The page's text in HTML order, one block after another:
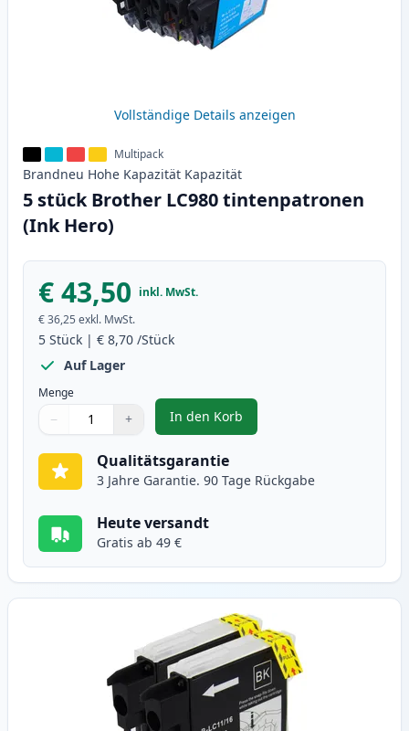
Vollständige Details anzeigen
Multipack
Brandneu Hohe Kapazität Kapazität
5 stück Brother LC980 tintenpatronen
(Ink Hero)
€ 43,50 inkl. MwSt.
€ 36,25 exkl. MwSt.
5 Stück | € 8,70 /Stück
Auf Lager
Menge
Verwenden Sie die Tasten, um anzupassen
− +
1
In den Korb
, 5 stück Brother LC980
Qualitätsgarantie
3 Jahre Garantie. 90 Tage Rückgabe
Heute versandt
Gratis ab 49 €